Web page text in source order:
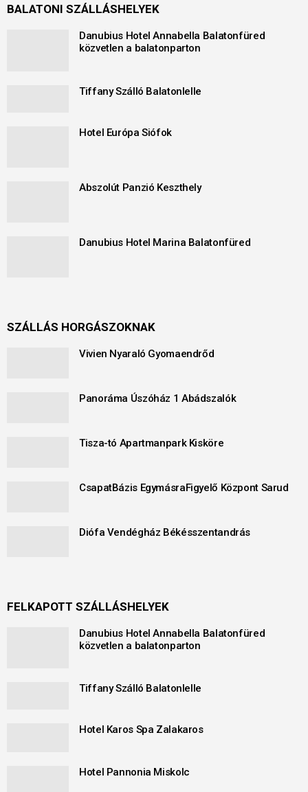
BALATONI SZÁLLÁSHELYEK
Danubius Hotel Annabella Balatonfüred
közvetlen a balatonparton
Tiffany Szálló Balatonlelle
Hotel Európa Siófok
Abszolút Panzió Keszthely
Danubius Hotel Marina Balatonfüred
SZÁLLÁS HORGÁSZOKNAK
Vivien Nyaraló Gyomaendrőd
Panoráma Úszóház 1 Abádszalók
Tisza-tó Apartmanpark Kisköre
CsapatBázis EgymásraFigyelő Központ Sarud
Diófa Vendégház Békésszentandrás
FELKAPOTT SZÁLLÁSHELYEK
Danubius Hotel Annabella Balatonfüred
közvetlen a balatonparton
Tiffany Szálló Balatonlelle
Hotel Karos Spa Zalakaros
Hotel Pannonia Miskolc